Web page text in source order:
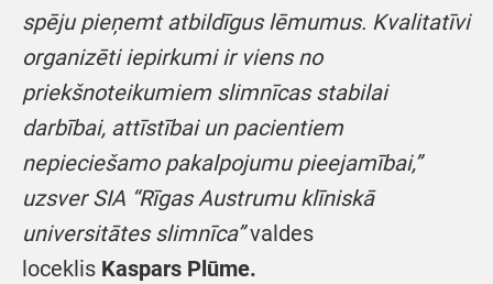
spēju pieņemt atbildīgus lēmumus. Kvalitatīvi
organizēti iepirkumi ir viens no
priekšnoteikumiem slimnīcas stabilai
darbībai, attīstībai un pacientiem
nepieciešamo pakalpojumu pieejamībai,”
uzsver SIA “Rīgas Austrumu klīniskā
universitātes slimnīca”valdes
loceklis Kaspars Plūme.